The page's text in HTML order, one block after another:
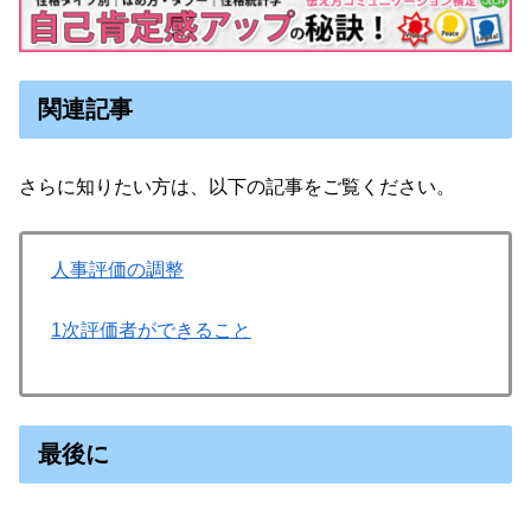
関連記事
さらに知りたい方は、以下の記事をご覧ください。
人事評価の調整
1次評価者ができること
最後に